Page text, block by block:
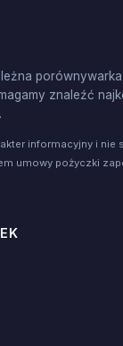
znaleźć
informacyjny i nie
umowy pożyczki